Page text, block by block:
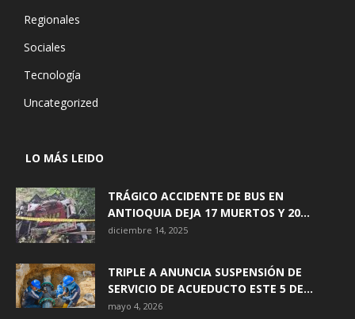
Regionales
Sociales
Tecnología
Uncategorized
LO MÁS LEIDO
TRÁGICO ACCIDENTE DE BUS EN
ANTIOQUIA DEJA 17 MUERTOS Y 20...
diciembre 14, 2025
TRIPLE A ANUNCIA SUSPENSIÓN DE
SERVICIO DE ACUEDUCTO ESTE 5 DE...
mayo 4, 2026